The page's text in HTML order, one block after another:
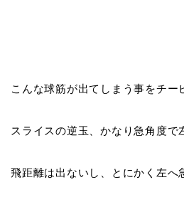
こんな球筋が出てしまう事をチー
スライスの逆玉、かなり急角度で
飛距離は出ないし、とにかく左へ